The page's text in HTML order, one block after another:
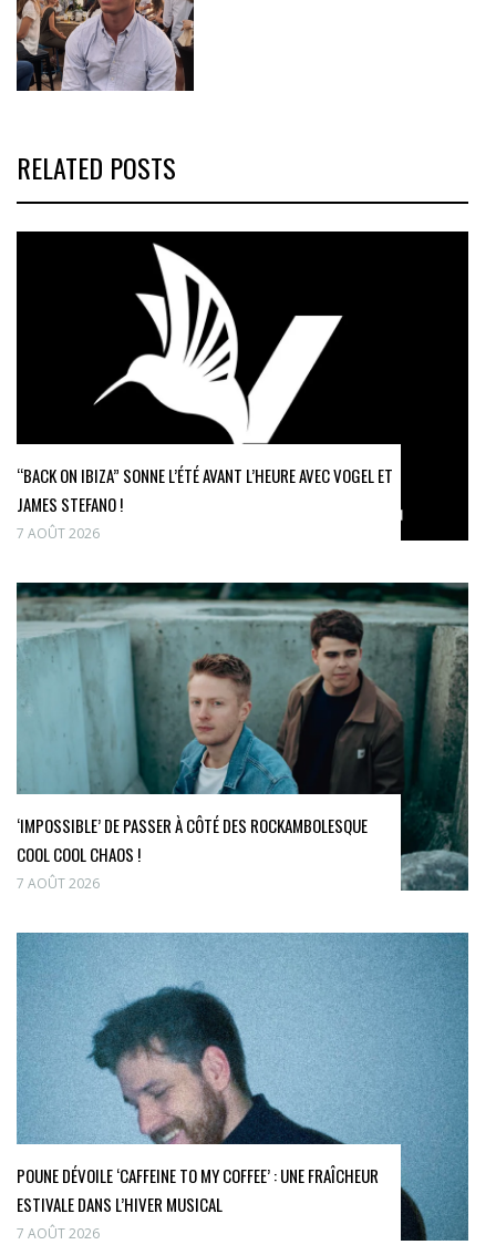
RELATED POSTS
“BACK ON IBIZA” SONNE L’ÉTÉ AVANT L’HEURE AVEC VOGEL ET
JAMES STEFANO !
7 AOÛT 2026
‘IMPOSSIBLE’ DE PASSER À CÔTÉ DES ROCKAMBOLESQUE
COOL COOL CHAOS !
7 AOÛT 2026
POUNE DÉVOILE ‘CAFFEINE TO MY COFFEE’ : UNE FRAÎCHEUR
ESTIVALE DANS L’HIVER MUSICAL
7 AOÛT 2026